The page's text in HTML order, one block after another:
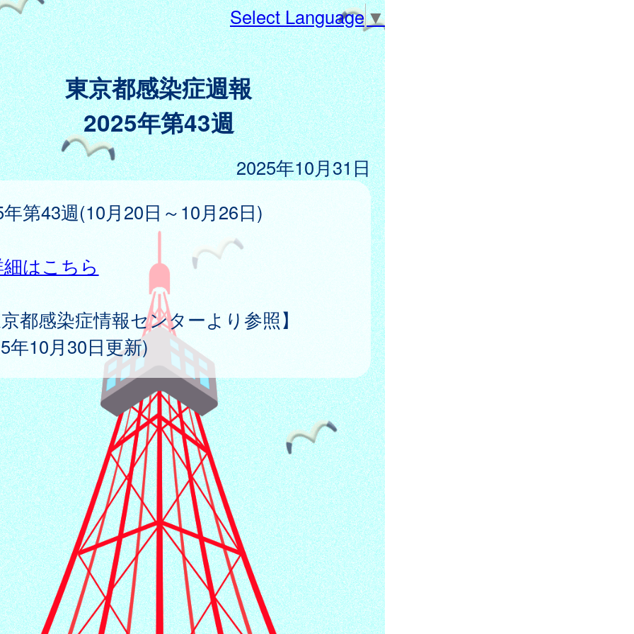
Select Language▼
東京都感染症週報
2025年第43週
2025年10月31日
第43週(10月20日～10月26日)
はこちら
都感染症情報センターより参照】
年10月30日更新)